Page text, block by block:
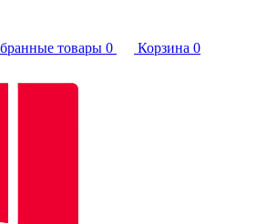
товары 0 Корзина 0